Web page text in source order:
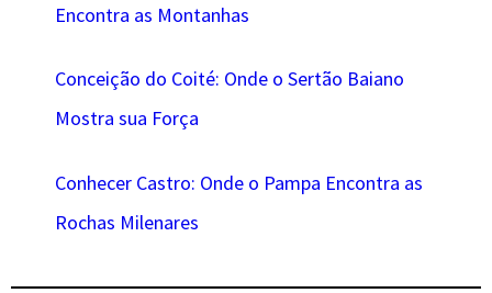
Encontra as Montanhas
Conceição do Coité: Onde o Sertão Baiano
Mostra sua Força
Conhecer Castro: Onde o Pampa Encontra as
Rochas Milenares